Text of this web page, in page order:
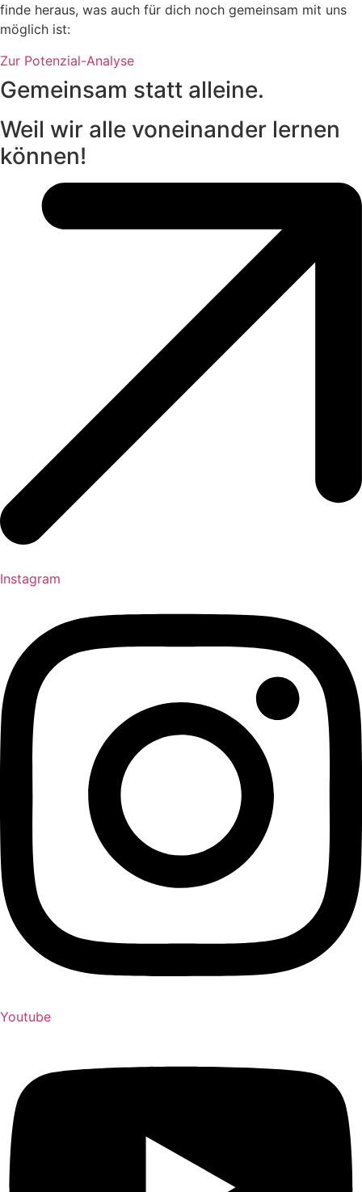
finde heraus, was auch für dich noch gemeinsam mit uns
möglich ist:
Zur Potenzial-Analyse
Gemeinsam statt alleine.
Weil wir alle voneinander lernen
können!
Instagram
Youtube